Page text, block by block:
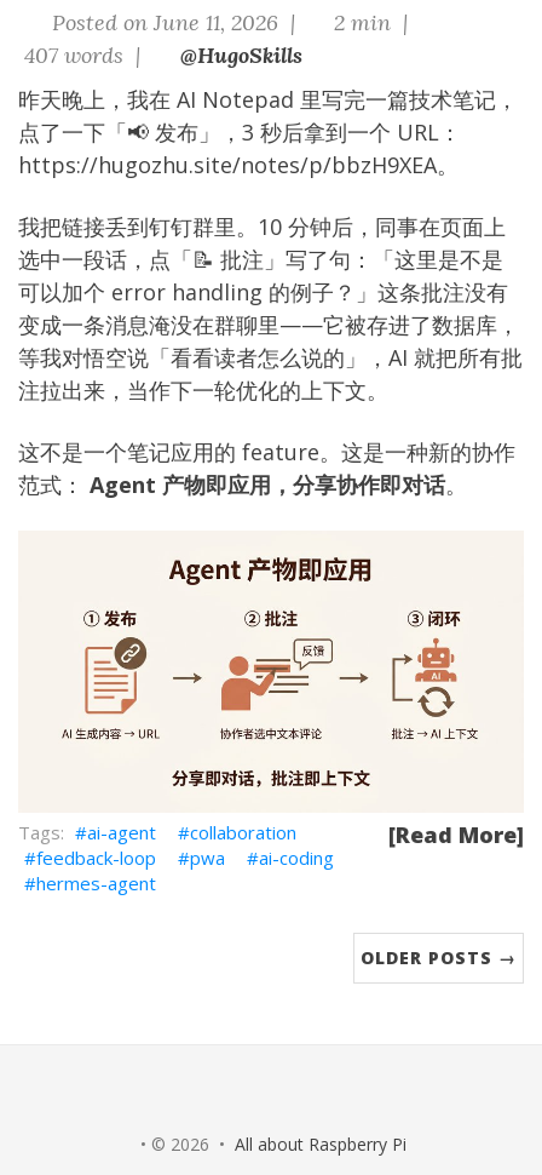
Posted on June 11, 2026 |
2 min |
407 words |
@HugoSkills
昨天晚上，我在 AI Notepad 里写完一篇技术笔记，
点了一下「📢 发布」，3 秒后拿到一个 URL：
https://hugozhu.site/notes/p/bbzH9XEA。
我把链接丢到钉钉群里。10 分钟后，同事在页面上
选中一段话，点「📝 批注」写了句：「这里是不是
可以加个 error handling 的例子？」这条批注没有
变成一条消息淹没在群聊里——它被存进了数据库，
等我对悟空说「看看读者怎么说的」，AI 就把所有批
注拉出来，当作下一轮优化的上下文。
这不是一个笔记应用的 feature。这是一种新的协作
范式： Agent 产物即应用，分享协作即对话。
[Read More]
ai-agent
collaboration
feedback-loop
pwa
ai-coding
hermes-agent
OLDER POSTS →
• © 2026 • All about Raspberry Pi